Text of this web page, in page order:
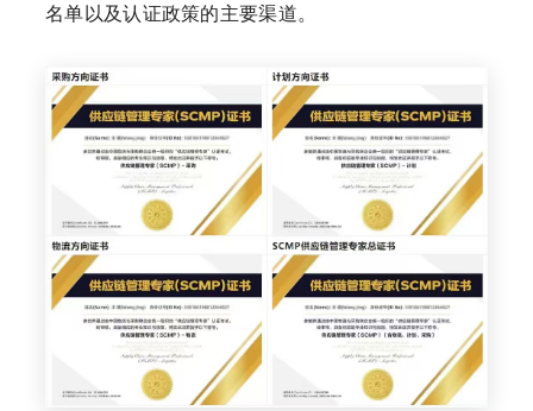
名单以及认证政策的主要渠道。